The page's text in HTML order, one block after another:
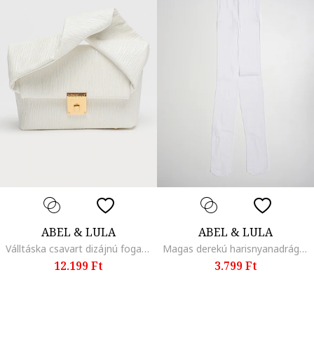
ABEL & LULA
Válltáska csavart dizájnú fogantyúval, Fehér
12.199 Ft
ABEL & LULA
Magas derekú harisnyanadrág, Fehér
3.799 Ft